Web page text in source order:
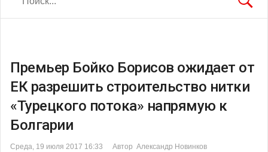
Премьер Бойко Борисов ожидает от
ЕК разрешить строительство нитки
«Турецкого потока» напрямую к
Болгарии
Среда, 19 июля 2017 16:33
Автор Александр Новинков